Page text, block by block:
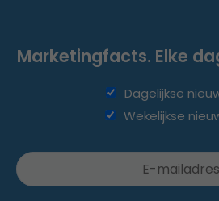
Marketingfacts. Elke
Dagelijkse
Wekelijkse